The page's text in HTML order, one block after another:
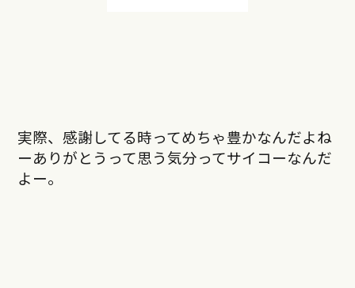
実際、感謝してる時ってめちゃ豊かなんだよね
ーありがとうって思う気分ってサイコーなんだ
よー。